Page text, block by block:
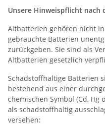
Unsere Hinweispflicht nach
Altbatterien gehören nicht
gebrauchte Batterien
zurückgeben. Sie sind als
Altbatterien gesetzlich
Schadstoffhaltige Batterien
bestehend aus einer
chemischen Symbol (Cd,
als schadstoffhaltig
versehen: